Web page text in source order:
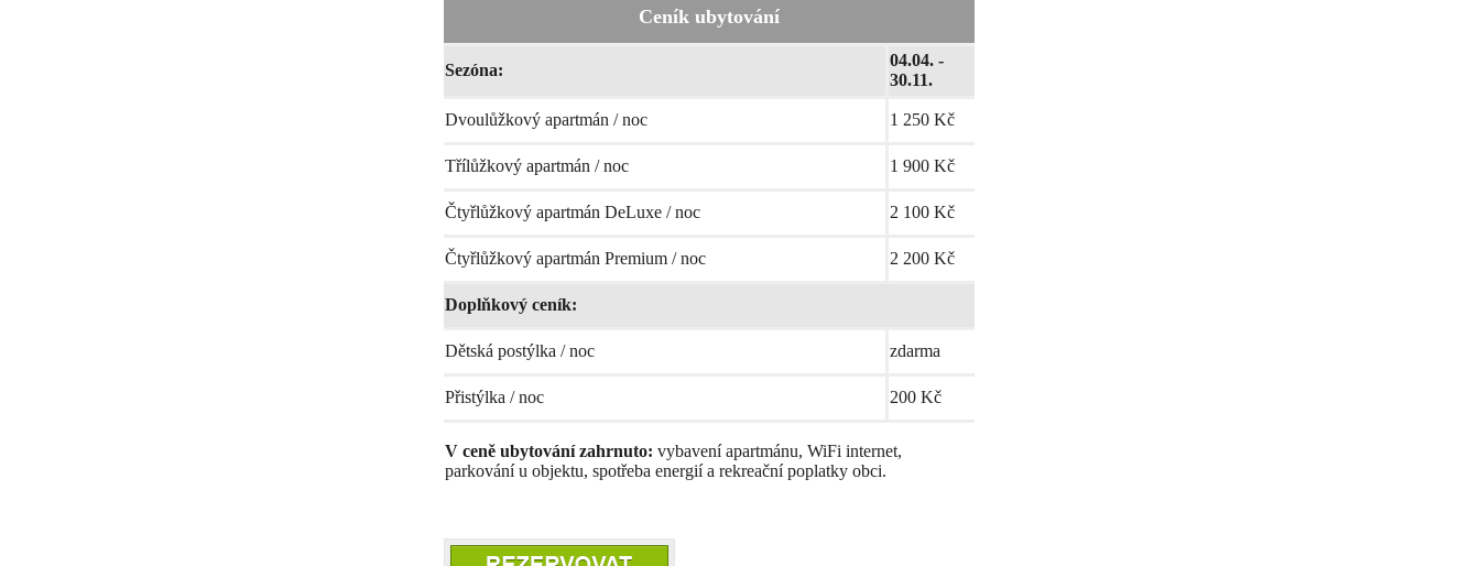
Ceník ubytování
Sezóna:
04.04. -
30.11.
Dvoulůžkový apartmán / noc 1 250 Kč
Třílůžkový apartmán / noc 1 900 Kč
Čtyřlůžkový apartmán DeLuxe / noc 2 100 Kč
Čtyřlůžkový apartmán Premium / noc 2 200 Kč
Doplňkový ceník:
Dětská postýlka / noc zdarma
Přistýlka / noc 200 Kč
V ceně ubytování zahrnuto: vybavení apartmánu, WiFi internet,
parkování u objektu, spotřeba energií a rekreační poplatky obci.